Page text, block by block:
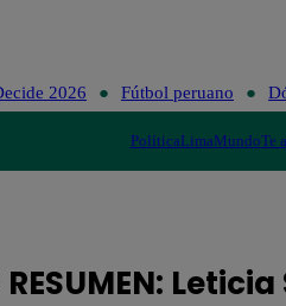
2026 Fútbol peruano
PolíticaLimaMundoTe
Leticia